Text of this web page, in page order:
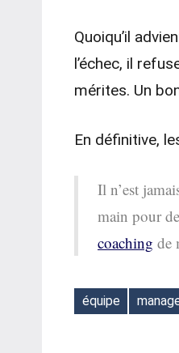
Quoiqu’il
l’échec, il
mérites. Un
En définitive,
Il n’est
main pour
coaching de
Étiquettes
équipe